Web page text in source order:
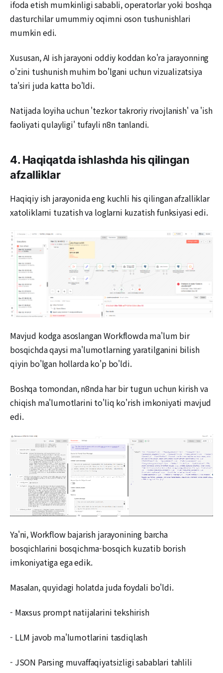
ifoda etish mumkinligi sababli, operatorlar yoki boshqa
dasturchilar umummiy oqimni oson tushunishlari
mumkin edi.
Xususan, AI ish jarayoni oddiy koddan ko'ra jarayonning
o'zini tushunish muhim bo'lgani uchun vizualizatsiya
ta'siri juda katta bo'ldi.
Natijada loyiha uchun 'tezkor takroriy rivojlanish' va 'ish
faoliyati qulayligi' tufayli n8n tanlandi.
4. Haqiqatda ishlashda his qilingan
afzalliklar
Haqiqiy ish jarayonida eng kuchli his qilingan afzalliklar
xatoliklarni tuzatish va loglarni kuzatish funksiyasi edi.
Mavjud kodga asoslangan Workflowda ma'lum bir
bosqichda qaysi ma'lumotlarning yaratilganini bilish
qiyin bo'lgan hollarda ko'p bo'ldi.
Boshqa tomondan, n8nda har bir tugun uchun kirish va
chiqish ma'lumotlarini to'liq ko'rish imkoniyati mavjud
edi.
Ya'ni, Workflow bajarish jarayonining barcha
bosqichlarini bosqichma-bosqich kuzatib borish
imkoniyatiga ega edik.
Masalan, quyidagi holatda juda foydali bo'ldi.
- Maxsus prompt natijalarini tekshirish
- LLM javob ma'lumotlarini tasdiqlash
- JSON Parsing muvaffaqiyatsizligi sabablari tahlili